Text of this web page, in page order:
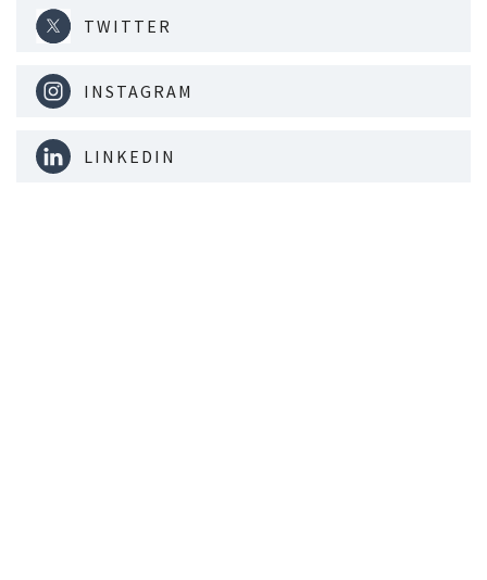
TWITTER
INSTAGRAM
LINKEDIN